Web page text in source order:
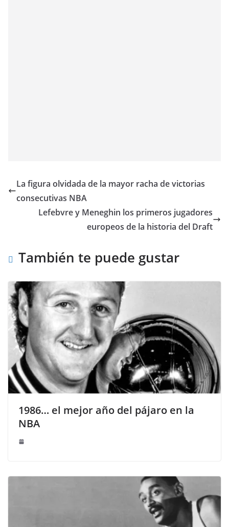
La figura olvidada de la mayor racha de victorias
consecutivas NBA
Lefebvre y Meneghin los primeros jugadores
europeos de la historia del Draft
También te puede gustar
1986… el mejor año del pájaro en la
NBA